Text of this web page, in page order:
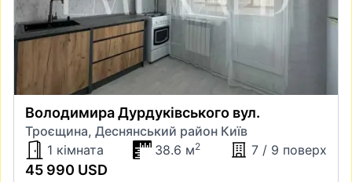
Володимира Дурдуківського вул.
Троєщина, Деснянський район Київ
1 кімната
38.6 м2 7 / 9 поверх
45 990 USD